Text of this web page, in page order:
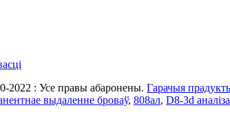
2022 : Усе правы абаронены. Гарачыя
выдаленне броваў, 808ал, D8-3d